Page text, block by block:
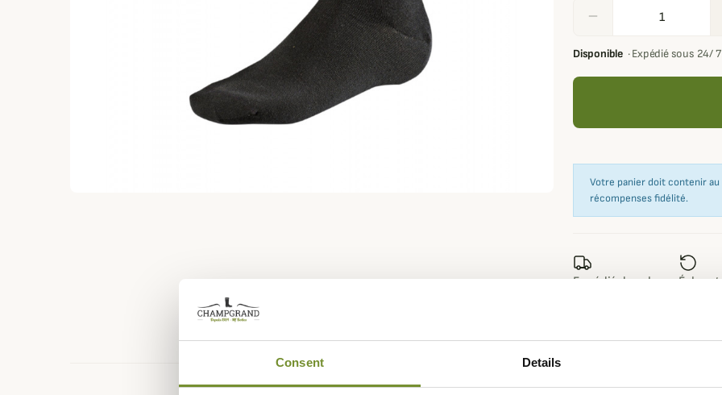
Consent Details
remove
Disponible ·Expédié sous 24/
Votre panier doit contenir
récompenses fidélité.
Expédié dans la